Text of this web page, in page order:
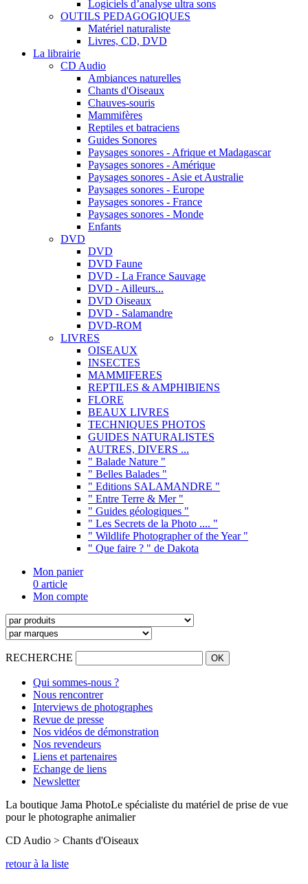
Logiciels d’analyse ultra sons
OUTILS PEDAGOGIQUES
Matériel naturaliste
Livres, CD, DVD
La librairie
CD Audio
Ambiances naturelles
Chants d'Oiseaux
Chauves-souris
Mammifères
Reptiles et batraciens
Guides Sonores
Paysages sonores - Afrique et Madagascar
Paysages sonores - Amérique
Paysages sonores - Asie et Australie
Paysages sonores - Europe
Paysages sonores - France
Paysages sonores - Monde
Enfants
DVD
DVD
DVD Faune
DVD - La France Sauvage
DVD - Ailleurs...
DVD Oiseaux
DVD - Salamandre
DVD-ROM
LIVRES
OISEAUX
INSECTES
MAMMIFERES
REPTILES & AMPHIBIENS
FLORE
BEAUX LIVRES
TECHNIQUES PHOTOS
GUIDES NATURALISTES
AUTRES, DIVERS ...
" Balade Nature "
" Belles Balades "
" Editions SALAMANDRE "
" Entre Terre & Mer "
" Guides géologiques "
" Les Secrets de la Photo .... "
" Wildlife Photographer of the Year "
" Que faire ? " de Dakota
Mon panier
0 article
Mon compte
RECHERCHE
Qui sommes-nous ?
Nous rencontrer
Interviews de photographes
Revue de presse
Nos vidéos de démonstration
Nos revendeurs
Liens et partenaires
Echange de liens
Newsletter
La boutique Jama PhotoLe spécialiste du matériel de prise de vue
pour le photographe animalier
CD Audio > Chants d'Oiseaux
retour à la liste